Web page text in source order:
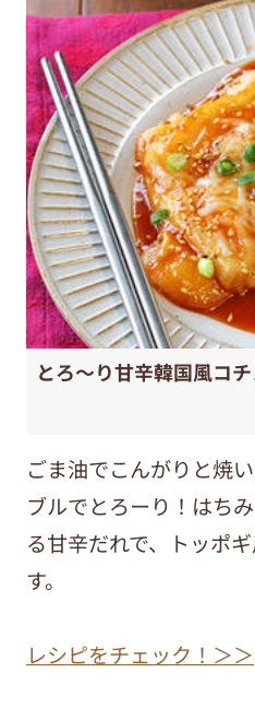
とろ～り甘辛韓国風コ
ごま油でこんがりと焼
ブルでとろーり！はち
る甘辛だれで、トッポ
す。
レシピをチェック！＞＞